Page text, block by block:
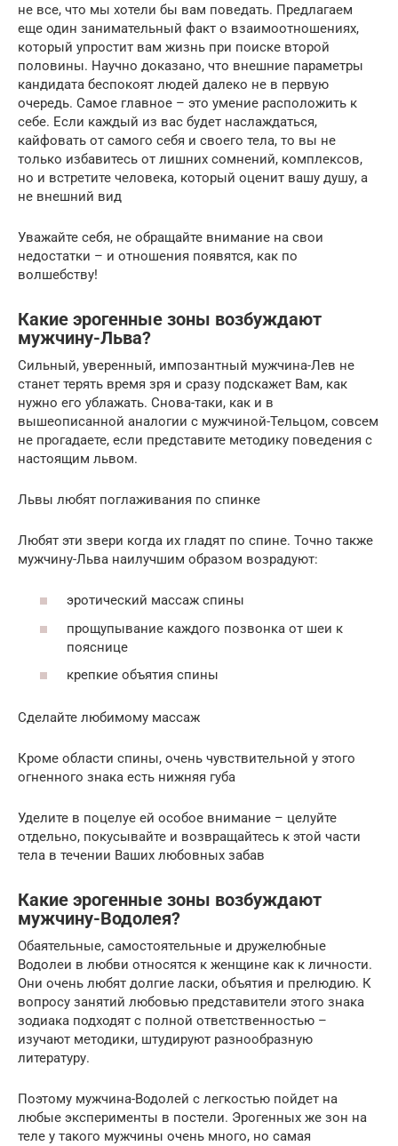
не все, что мы хотели бы вам поведать. Предлагаем
еще один занимательный факт о взаимоотношениях,
который упростит вам жизнь при поиске второй
половины. Научно доказано, что внешние параметры
кандидата беспокоят людей далеко не в первую
очередь. Самое главное – это умение расположить к
себе. Если каждый из вас будет наслаждаться,
кайфовать от самого себя и своего тела, то вы не
только избавитесь от лишних сомнений, комплексов,
но и встретите человека, который оценит вашу душу, а
не внешний вид
Уважайте себя, не обращайте внимание на свои
недостатки – и отношения появятся, как по
волшебству!
Какие эрогенные зоны возбуждают
мужчину-Льва?
Сильный, уверенный, импозантный мужчина-Лев не
станет терять время зря и сразу подскажет Вам, как
нужно его ублажать. Снова-таки, как и в
вышеописанной аналогии с мужчиной-Тельцом, совсем
не прогадаете, если представите методику поведения с
настоящим львом.
Львы любят поглаживания по спинке
Любят эти звери когда их гладят по спине. Точно также
мужчину-Льва наилучшим образом возрадуют:
эротический массаж спины
прощупывание каждого позвонка от шеи к
пояснице
крепкие объятия спины
Сделайте любимому массаж
Кроме области спины, очень чувствительной у этого
огненного знака есть нижняя губа
Уделите в поцелуе ей особое внимание – целуйте
отдельно, покусывайте и возвращайтесь к этой части
тела в течении Ваших любовных забав
Какие эрогенные зоны возбуждают
мужчину-Водолея?
Обаятельные, самостоятельные и дружелюбные
Водолеи в любви относятся к женщине как к личности.
Они очень любят долгие ласки, объятия и прелюдию. К
вопросу занятий любовью представители этого знака
зодиака подходят с полной ответственностью –
изучают методики, штудируют разнообразную
литературу.
Поэтому мужчина-Водолей с легкостью пойдет на
любые эксперименты в постели. Эрогенных же зон на
теле у такого мужчины очень много, но самая